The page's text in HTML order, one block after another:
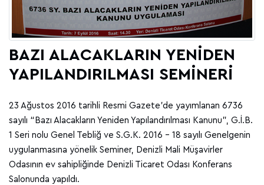
BAZI ALACAKLARIN YENİDEN
YAPILANDIRILMASI SEMİNERİ
23 Ağustos 2016 tarihli Resmi Gazete’de yayımlanan 6736
sayılı “Bazı Alacakların Yeniden Yapılandırılması Kanunu”, G.İ.B.
1 Seri nolu Genel Tebliğ ve S.G.K. 2016 - 18 sayılı Genelgenin
uygulanmasına yönelik Seminer, Denizli Mali Müşavirler
Odasının ev sahipliğinde Denizli Ticaret Odası Konferans
Salonunda yapıldı.